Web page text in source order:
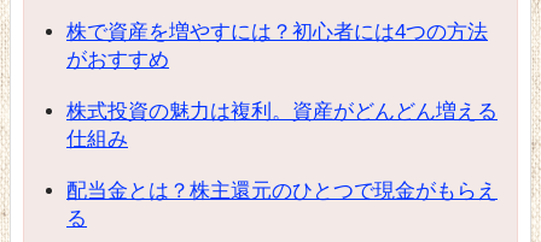
株で資産を増やすには？初心者には4つの方法
がおすすめ
株式投資の魅力は複利。資産がどんどん増える
仕組み
配当金とは？株主還元のひとつで現金がもらえ
る